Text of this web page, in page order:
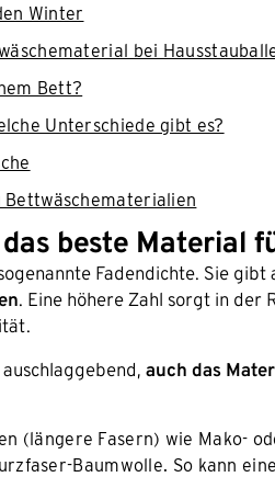
Winter
bei
Bett?
Unterschiede gibt es?
Bettwäschematerialien
beste Material
Fadendichte. Sie gibt
. Eine höhere Zahl sorgt in der
auch das
(längere Fasern) wie Mako-
Baumwolle. So kann